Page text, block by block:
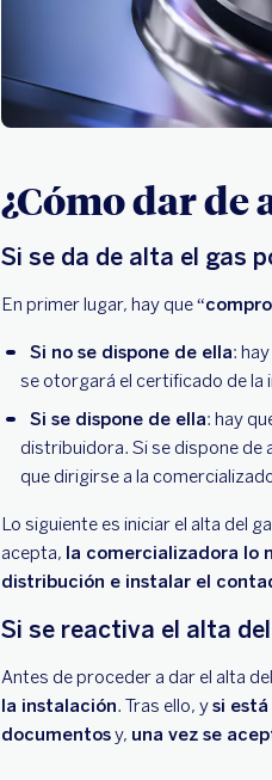
¿Cómo dar de
Si se da de alta el gas
En primer lugar, hay que
Si no se dispone de ella:
se otorgará el certificado de la
Si se dispone de ella: hay
distribuidora. Si se dispone de
que dirigirse a la
Lo siguiente es iniciar el alta del
acepta, la comercializadora lo
distribución e instalar el
Si se reactiva el alta
Antes de proceder a dar el alta
la instalación. Tras ello, ysi
documentosy, una vez se